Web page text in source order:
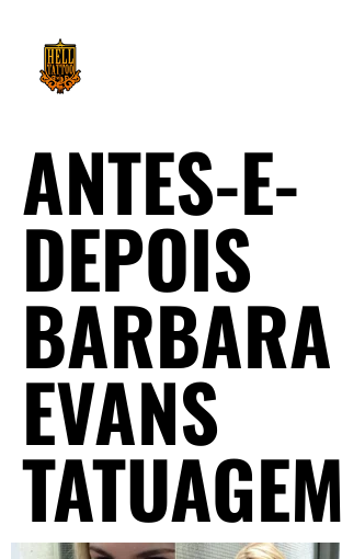
ANTES-E-
DEPOIS
BARBARA
EVANS
TATUAGEM